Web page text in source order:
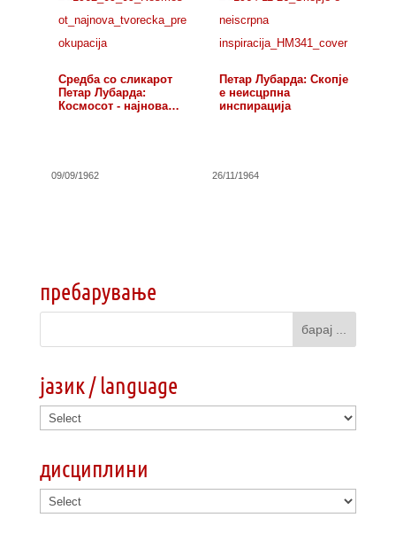
Средба со сликарот
Петар Лубарда:
Космосот - најнова…
09/09/1962
Петар Лубарда: Скопје
е неисцрпна
инспирација
26/11/1964
пребарување
јазик / language
дисциплини